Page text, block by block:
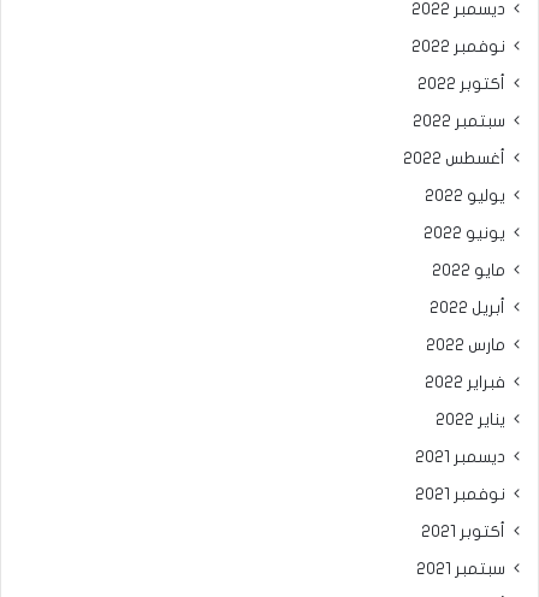
ديسمبر 2022
نوفمبر 2022
أكتوبر 2022
سبتمبر 2022
أغسطس 2022
يوليو 2022
يونيو 2022
مايو 2022
أبريل 2022
مارس 2022
فبراير 2022
يناير 2022
ديسمبر 2021
نوفمبر 2021
أكتوبر 2021
سبتمبر 2021